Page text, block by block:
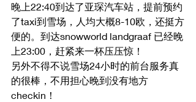
晚上22:40到达了亚琛汽车站，提前预约
了taxi到雪场，人均大概8-10欧，还挺方
便的。到达snowworld landgraaf 已经晚
上23:00，赶紧来一杯压压惊！
另外不得不说雪场24小时的前台服务真
的很棒，不用担心晚到没有地方
checkin！